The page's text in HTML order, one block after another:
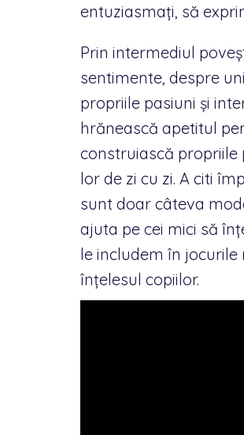
entuziasmați, să
Prin intermediul
sentimente, despre
propriile pasiuni și
hrănească apetitul
construiască propriile
lor de zi cu zi. A citi
sunt doar câteva
ajuta pe cei mici să
le includem în jocurile
înțelesul copiilor.